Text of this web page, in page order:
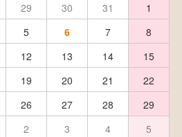
29 30 31
1
5 6 7
8
12 13 14
15
19 20 21
22
26 27 28
29
2 3 4 5